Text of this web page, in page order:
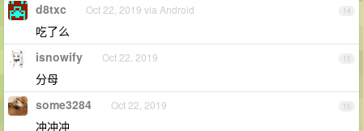
14
d8txc Oct 22, 2019 via Android
吃了么
15
isnowify Oct 22, 2019
分母
16
some3284 Oct 22, 2019
冲冲冲